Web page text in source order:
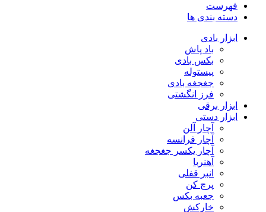
فهرست
دسته بندی ها
ابزار بادی
باد پاش
بکس بادی
پیستوله
جغجغه بادی
فرز انگشتی
ابزار برقی
ابزار دستی
آچار آلن
آچار فرانسه
آچار یکسر جغجغه
آهنربا
انبر قفلی
پرچ کن
جعبه بکس
خارکش